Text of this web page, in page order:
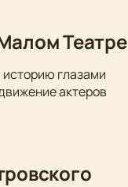
Театре
глазами
актеров